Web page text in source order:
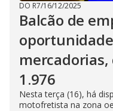
DO R7/16/12/2025
Balcão de
mercadorias,
1.976
Nesta terça (16), há
motofretista na zona